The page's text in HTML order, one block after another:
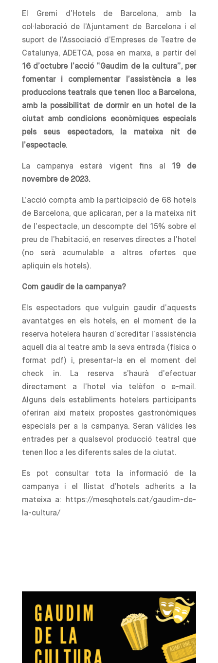
El Gremi d’Hotels de Barcelona, amb la
col·laboració de l’Ajuntament de Barcelona i el
suport de l’Associació d’Empreses de Teatre de
Catalunya, ADETCA, posa en marxa, a partir del
16 d’octubre l’acció “Gaudim de la cultura”, per
fomentar i complementar l’assistència a les
produccions teatrals que tenen lloc a Barcelona,
amb la possibilitat de dormir en un hotel de la
ciutat amb condicions econòmiques especials
pels seus espectadors, la mateixa nit de
l’espectacle.
La campanya estarà vigent fins al 19 de
novembre de 2023.
L’acció compta amb la participació de 68 hotels
de Barcelona, que aplicaran, per a la mateixa nit
de l’espectacle, un descompte del 15% sobre el
preu de l’habitació, en reserves directes a l’hotel
(no serà acumulable a altres ofertes que
apliquin els hotels).
Com gaudir de la campanya?
Els espectadors que vulguin gaudir d’aquests
avantatges en els hotels, en el moment de la
reserva hotelera hauran d’acreditar l’assistència
aquell dia al teatre amb la seva entrada (física o
format pdf) i, presentar-la en el moment del
check in. La reserva s’haurà d’efectuar
directament a l’hotel via telèfon o e-mail.
Alguns dels establiments hotelers participants
oferiran així mateix propostes gastronòmiques
especials per a la campanya. Seran vàlides les
entrades per a qualsevol producció teatral que
tenen lloc a les diferents sales de la ciutat.
Es pot consultar tota la informació de la
campanya i el llistat d’hotels adherits a la
mateixa a: https://mesqhotels.cat/gaudim-de-
la-cultura/